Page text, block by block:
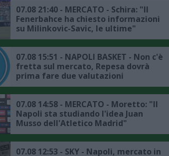
07.08 21:40 - MERCATO - Schira: "Il
Fenerbahce ha chiesto informazioni
su Milinkovic-Savic, le ultime"
07.08 15:51 - NAPOLI BASKET - Non c'è
fretta sul mercato, Repesa dovrà
prima fare due valutazioni
07.08 14:58 - MERCATO - Moretto: "Il
Napoli sta studiando l'idea Juan
Musso dell'Atletico Madrid"
07.08 12:53 - SKY - Napoli, mercato in